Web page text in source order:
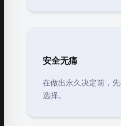
安全无痛
在做出永久决定前，
选择。